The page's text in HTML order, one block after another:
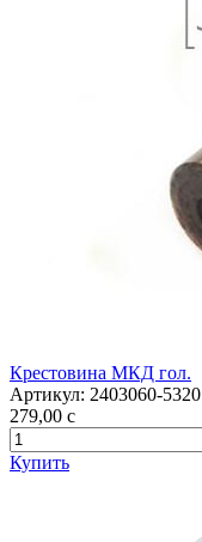
Крестовина МКД гол.
Артикул: 2403060-5320
279,00 c
Купить